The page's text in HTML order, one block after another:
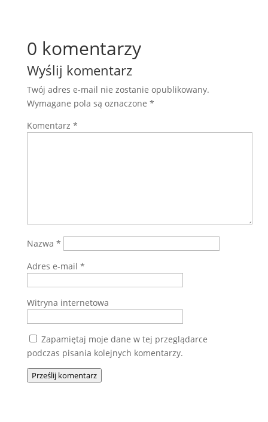
0 komentarzy
Wyślij komentarz
Twój adres e-mail nie zostanie opublikowany.
Wymagane pola są oznaczone *
Komentarz *
Nazwa *
Adres e-mail *
Witryna internetowa
Zapamiętaj moje dane w tej przeglądarce
podczas pisania kolejnych komentarzy.
Prześlij komentarz